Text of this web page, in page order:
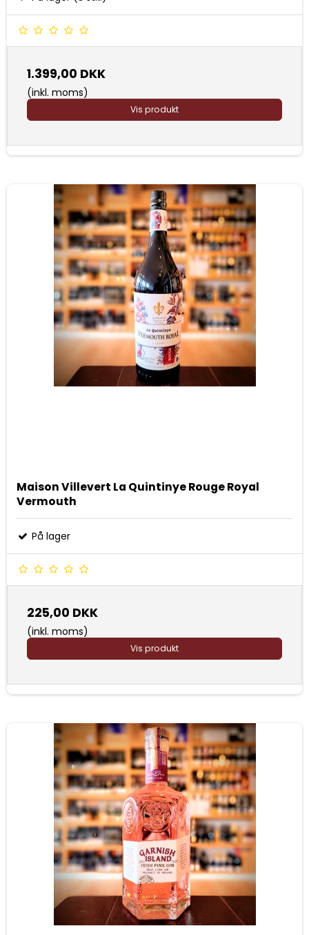
1.399,00 DKK
(inkl. moms)
Vis produkt
Maison Villevert La Quintinye Rouge Royal
Vermouth
På lager
225,00 DKK
(inkl. moms)
Vis produkt